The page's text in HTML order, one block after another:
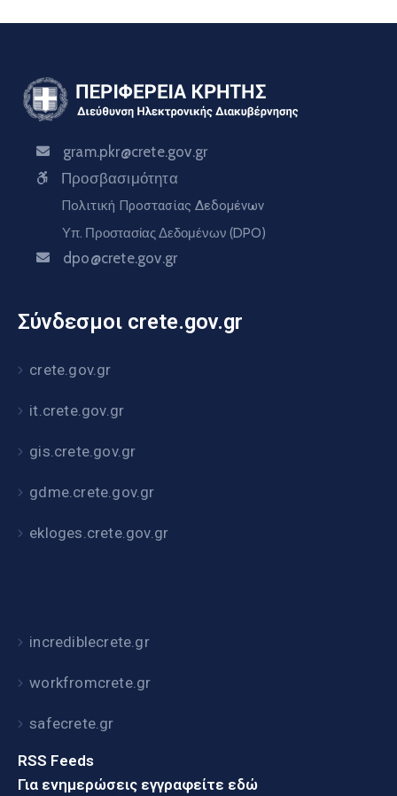
gram.pkr@crete.gov.gr
Προσβασιμότητα
Πολιτική Προστασίας Δεδομένων
Υπ. Προστασίας Δεδομένων (DPO)
dpo@crete.gov.gr
Σύνδεσμοι crete.gov.gr
crete.gov.gr
it.crete.gov.gr
gis.crete.gov.gr
gdme.crete.gov.gr
ekloges.crete.gov.gr
incrediblecrete.gr
workfromcrete.gr
safecrete.gr
RSS Feeds
Για ενημερώσεις εγγραφείτε εδώ